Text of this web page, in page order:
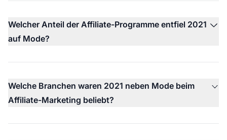
Welcher Anteil der Affiliate-Programme entfiel 2021
auf Mode?
Welche Branchen waren 2021 neben Mode beim
Affiliate-Marketing beliebt?